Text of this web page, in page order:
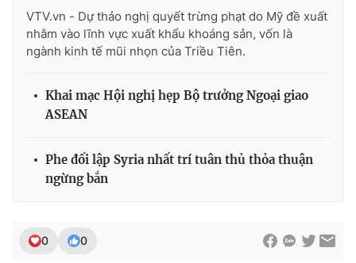
VTV.vn - Dự thảo nghị quyết trừng phạt do Mỹ đề xuất
nhằm vào lĩnh vực xuất khẩu khoáng sản, vốn là
ngành kinh tế mũi nhọn của Triều Tiên.
Khai mạc Hội nghị hẹp Bộ trưởng Ngoại giao
ASEAN
Phe đối lập Syria nhất trí tuân thủ thỏa thuận
ngừng bắn
0 0